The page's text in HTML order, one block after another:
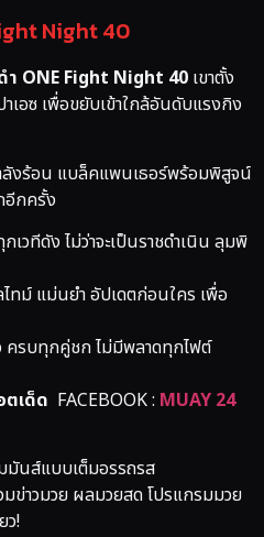
Night 40
ำ ONE Fight Night 40 เขาตั้ง
เอซ เพื่อขยับเข้าใกล้อันดับแรงกิง
ลังร้อน แบล็คแพนเธอร์พร้อมพิสูจน์
อีกครั้ง
เวทีดัง ไม่ว่าจะเป็นราชดำเนิน ลุมพิ
ทม์ แม่นยำ อัปเดตก่อนใคร เพื่อ
ครบทุกคู่ชก ไม่มีพลาดทุกไฟต์
เด็ด FACEBOOK : MUAY 24
มันส์แบบเต็มอรรถรส
มข่าวมวย ผลมวยสด โปรแกรมมวย
ว!